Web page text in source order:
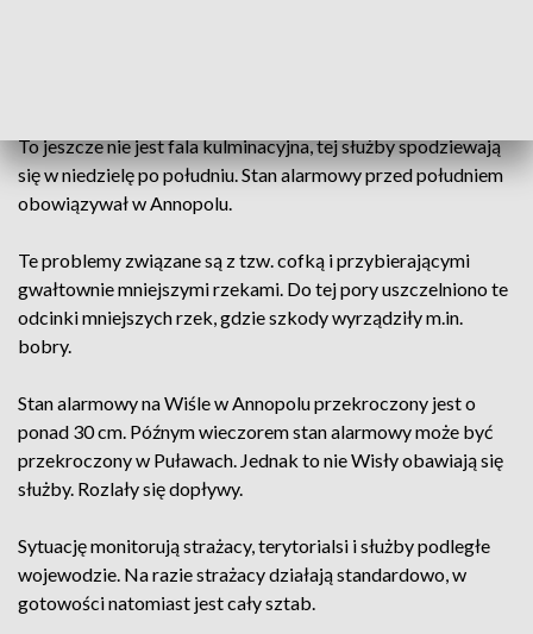
To jeszcze nie jest fala kulminacyjna, tej służby spodziewają
się w niedzielę po południu. Stan alarmowy przed południem
obowiązywał w Annopolu.
Te problemy związane są z tzw. cofką i przybierającymi
gwałtownie mniejszymi rzekami. Do tej pory uszczelniono te
odcinki mniejszych rzek, gdzie szkody wyrządziły m.in.
bobry.
Stan alarmowy na Wiśle w Annopolu przekroczony jest o
ponad 30 cm. Późnym wieczorem stan alarmowy może być
przekroczony w Puławach. Jednak to nie Wisły obawiają się
służby. Rozlały się dopływy.
Sytuację monitorują strażacy, terytorialsi i służby podległe
wojewodzie. Na razie strażacy działają standardowo, w
gotowości natomiast jest cały sztab.